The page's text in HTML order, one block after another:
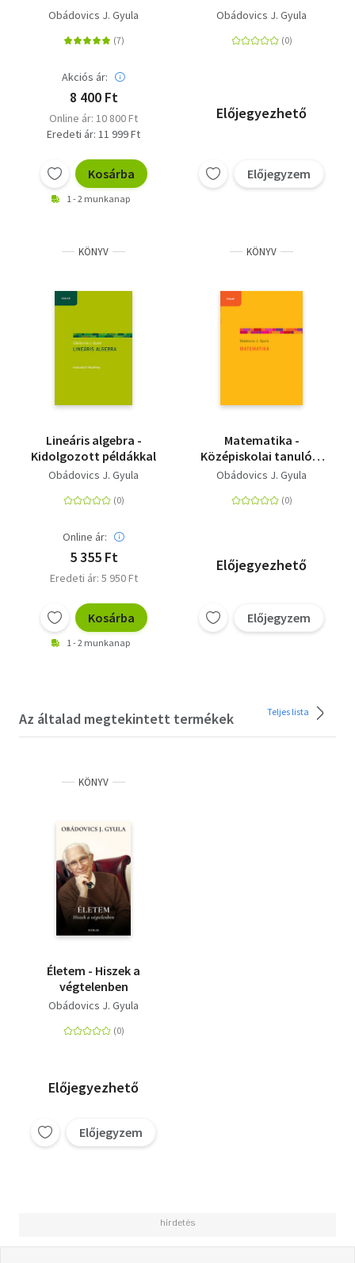
Obádovics J. Gyula
Akciós ár:
8 400 Ft
Online ár: 10 800 Ft
Eredeti ár: 11 999 Ft
Kosárba
1 - 2 munkanap
Obádovics J. Gyula
Előjegyezhető
Előjegyzem
KÖNYV
Lineáris algebra -
Kidolgozott példákkal
Obádovics J. Gyula
Online ár:
5 355 Ft
Eredeti ár: 5 950 Ft
Kosárba
1 - 2 munkanap
KÖNYV
Matematika -
Középiskolai tanulók,
főiskolai és egyetemi
műszaki és gazdasági
Obádovics J. Gyula
Előjegyezhető
Előjegyzem
Az általad megtekintett termékek Teljes lista
KÖNYV
Életem - Hiszek a
végtelenben
Obádovics J. Gyula
Előjegyezhető
Előjegyzem